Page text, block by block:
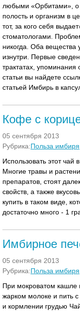
любыми «Орбитами», о
полость и организм в
тот, за кого себя
стоматологами.
никогда. Оба вещества
изнутри. Первые
трактатах, упоминания
статьи вы найдете
статьей Имбирь в
Кофе с
05 сентября 2013
Рубрика:Польза имбиря
Использовать этот чай
Многие травы и
препаратов, стоят
свойств, а также
купить в таком виде,
достаточно много - 1
Имбирное
05 сентября 2013
Рубрика:Польза имбиря
При мокроватом кашле
жарком молоке и пить
и кормлении грудью